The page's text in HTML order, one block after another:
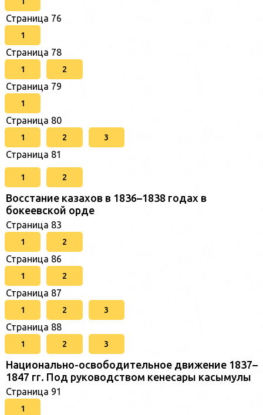
Страница 76
1
Страница 78
1 2
Страница 79
1
Страница 80
1 2 3
Страница 81
1 2
Восстание казахов в 1836–1838 годах в
бокеевской орде
Страница 83
1 2
Страница 86
1 2
Страница 87
1 2 3
Страница 88
1 2 3
Национально-освободительное движение 1837–
1847 гг. Под руководством кенесары касымулы
Страница 91
1